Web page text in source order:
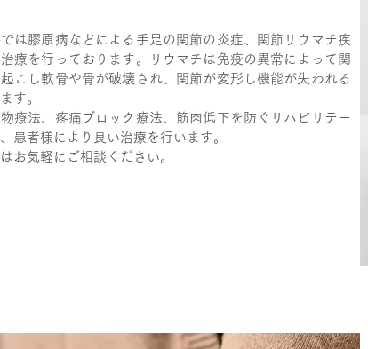
では膠原病などによる手足の関節の炎症、関節リウマチ疾
療を行っております。リウマチは免疫の異常によって関
こし軟骨や骨が破壊され、関節が変形し機能が失われる
す。
療法、疼痛ブロック療法、筋肉低下を防ぐリハビリテー
患者様により良い治療を行います。
お気軽にご相談ください。